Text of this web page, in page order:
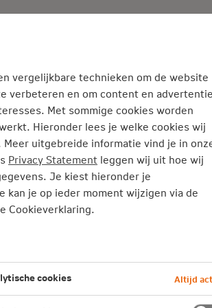
Informatie over activering van klanten
te verbeteren. Zo zijn de
verlaagd. Daarnaast hebben we
Het is belangrijk dat klanten
passende individuele oplossing te
vergelijkbare technieken om de website
verbeteren en om content en
Met sommige cookies worden
Hieronder lees je welke cookies wij
uitgebreide informatie vind je in
Privacy Statement leggen wij uit hoe wij
Je kiest hieronder je
kan je op ieder moment wijzigen via de
Cookieverklaring.
cookies Altijd